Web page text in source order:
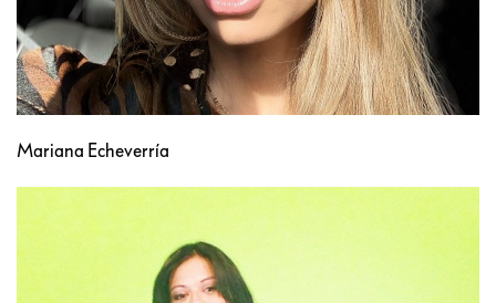
Mariana Echeverría